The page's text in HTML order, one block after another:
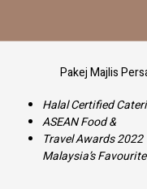
content
Pakej Majlis
Halal Certified
ASEAN Food &
Travel Awards 2022
Malaysia’s